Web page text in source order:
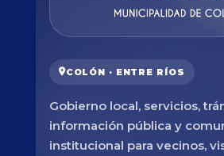
COLÓN · ENTRE RÍOS
Gobierno local, servicios,
información pública y
institucional para vecinos,